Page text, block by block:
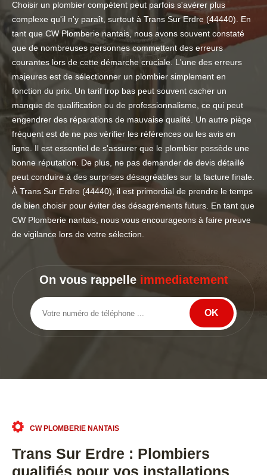
Choisir un plombier compétent peut parfois s'avérer plus
complexe qu'il n'y paraît, surtout à Trans Sur Erdre (44440). En
tant que CW Plomberie nantais, nous avons souvent constaté
que de nombreuses personnes commettent des erreurs
courantes lors de cette démarche cruciale. L'une des erreurs
majeures est de sélectionner un plombier simplement en
fonction du prix. Un tarif trop bas peut souvent cacher un
manque de qualification ou de professionnalisme, ce qui peut
engendrer des réparations de mauvaise qualité. Un autre piège
fréquent est de ne pas vérifier les références ou les avis en
ligne. Il est essentiel de s'assurer que le plombier possède une
bonne réputation. De plus, ne pas demander de devis détaillé
peut conduire à des surprises désagréables sur la facture finale.
À Trans Sur Erdre (44440), il est primordial de prendre le temps
de bien choisir pour éviter des désagréments futurs. En tant que
CW Plomberie nantais, nous vous encourageons à faire preuve
de vigilance lors de votre sélection.
On vous rappelle immediatement
CW PLOMBERIE NANTAIS
Trans Sur Erdre : Plombiers